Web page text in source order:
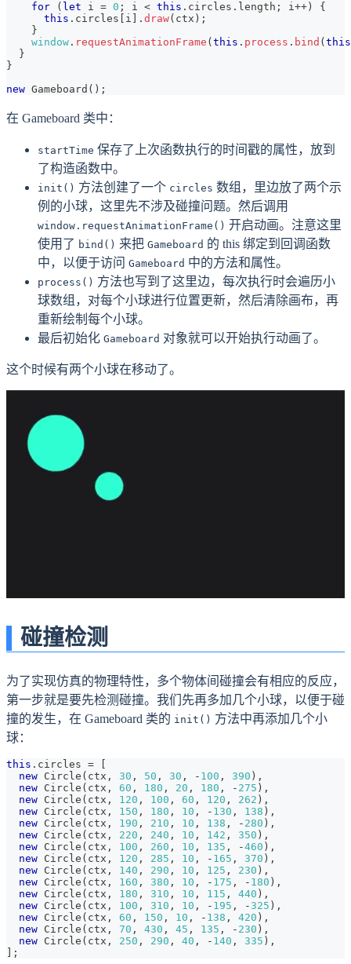
for
( let i = 0 ; i < this . circles . length ; i++ )
{
this . circles i . draw( ctx ) ;
}
window . requestAnimationFrame ( this . process . bind ( this
}
}
new Gameboard ( ) ;
在 Gameboard 类中：
startTime 保存了上次函数执行的时间戳的属性，放到
了构造函数中。
init() 方法创建了一个 circles 数组，里边放了两个示
例的小球，这里先不涉及碰撞问题。然后调用
window.requestAnimationFrame() 开启动画。注意这里
使用了 bind() 来把 Gameboard 的 this 绑定到回调函数
中，以便于访问 Gameboard 中的方法和属性。
process() 方法也写到了这里边，每次执行时会遍历小
球数组，对每个小球进行位置更新，然后清除画布，再
重新绘制每个小球。
最后初始化 Gameboard 对象就可以开始执行动画了。
这个时候有两个小球在移动了。
碰撞检测
为了实现仿真的物理特性，多个物体间碰撞会有相应的反应，
第一步就是要先检测碰撞。我们先再多加几个小球，以便于碰
撞的发生，在 Gameboard 类的 init() 方法中再添加几个小
球：
this . circles =
new Circle ( ctx , 30 , 50 , 30 , - 100 , 390 ) ,
new Circle ( ctx , 60 , 180 , 20 , 180 , - 275 ) ,
new Circle ( ctx , 120 , 100 , 60 , 120 , 262 ) ,
new Circle ( ctx , 150 , 180 , 10 , - 130 , 138 ) ,
new Circle ( ctx , 190 , 210 , 10 , 138 , - 280 ) ,
new Circle ( ctx , 220 , 240 , 10 , 142 , 350 ) ,
new Circle ( ctx , 100 , 260 , 10 , 135 , -460 ) ,
new Circle ( ctx , 120 , 285 , 10 , - 165 , 370 ) ,
new Circle ( ctx , 140 , 290 , 10 , 125 , 230 ) ,
new Circle ( ctx , 160 , 380 , 10 , - 175 , - 180 ) ,
new Circle ( ctx , 180 , 310 , 10 , 115 , 440 ) ,
new Circle ( ctx , 100 , 310 , 10 , - 195 , - 325 ) ,
new Circle ( ctx , 60 , 150 , 10 , - 138 , 420 ) ,
new Circle ( ctx , 70 , 430 , 45 , 135 , - 230 ) ,
new Circle ( ctx , 250 , 290 , 40 , - 140 , 335 ) ,
;